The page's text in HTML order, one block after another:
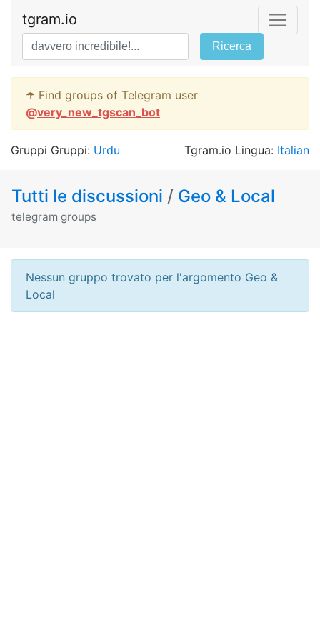
tgram.io
Ricerca
☂️ Find groups of Telegram user
@very_new_tgscan_bot
Gruppi Gruppi: Urdu Tgram.io Lingua: Italian
Tutti le discussioni / Geo & Local
telegram groups
Nessun gruppo trovato per l'argomento Geo &
Local